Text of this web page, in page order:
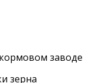
заводе
зерна